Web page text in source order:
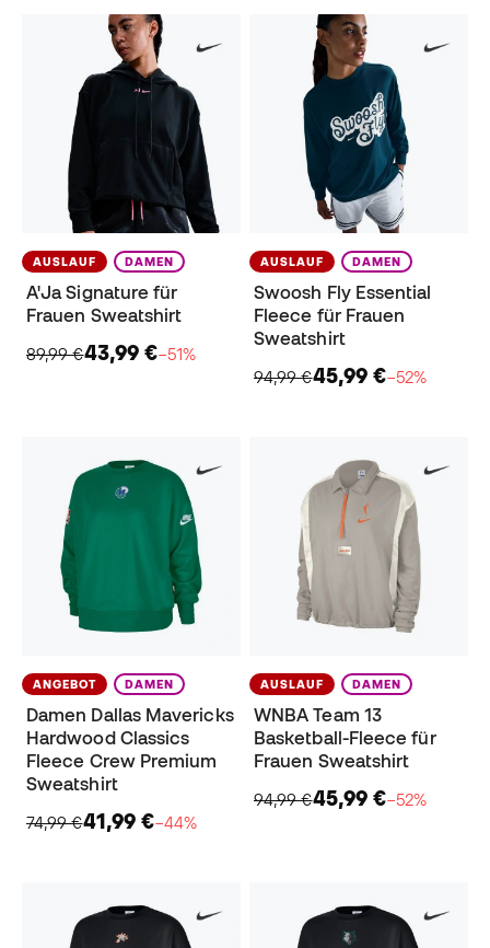
AUSLAUF DAMEN
A'Ja Signature für
Frauen Sweatshirt
89,99 €43,99 €−51%
AUSLAUF DAMEN
Swoosh Fly Essential
Fleece für Frauen
Sweatshirt
94,99 €45,99 €−52%
ANGEBOT DAMEN
Damen Dallas Mavericks
Hardwood Classics
Fleece Crew Premium
Sweatshirt
74,99 €41,99 €−44%
AUSLAUF DAMEN
WNBA Team 13
Basketball-Fleece für
Frauen Sweatshirt
94,99 €45,99 €−52%